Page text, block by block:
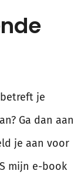
je
Ga dan aan
je aan voor
mijn e-book